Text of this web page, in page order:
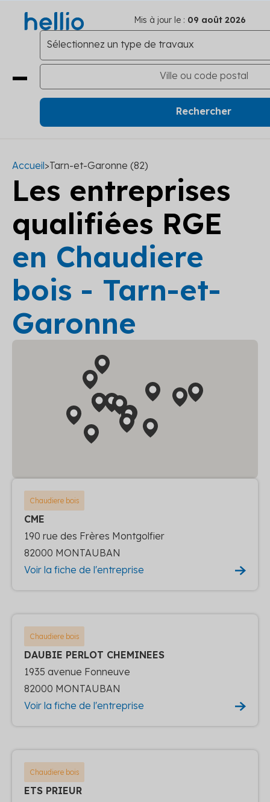
Mis à jour le : 09 août 2026
Accueil>Tarn-et-Garonne (82)
Les entreprises
qualifiées RGE
en Chaudiere
bois - Tarn-et-
Garonne
Chaudiere bois
CME
190 rue des Frères Montgolfier
82000 MONTAUBAN
Voir la fiche de l'entreprise
Chaudiere bois
DAUBIE PERLOT CHEMINEES
1935 avenue Fonneuve
82000 MONTAUBAN
Voir la fiche de l'entreprise
Chaudiere bois
ETS PRIEUR